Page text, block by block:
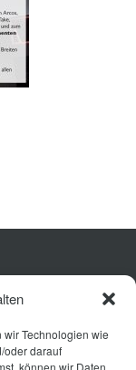
Technologien wie
oder darauf
können wir Daten